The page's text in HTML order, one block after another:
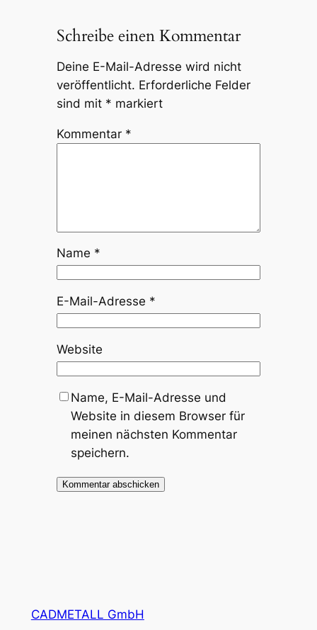
Schreibe einen Kommentar
Deine E-Mail-Adresse wird nicht
veröffentlicht. Erforderliche Felder
sind mit * markiert
Kommentar *
Name *
E-Mail-Adresse *
Website
Name, E-Mail-Adresse und
Website in diesem Browser für
meinen nächsten Kommentar
speichern.
CADMETALL GmbH